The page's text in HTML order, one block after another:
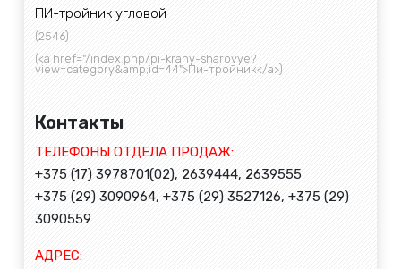
ПИ-тройник угловой
(2546)
(<a href="/index.php/pi-krany-sharovye?
view=category&amp;id=44">Пи-тройник</a>)
Контакты
ТЕЛЕФОНЫ ОТДЕЛА ПРОДАЖ:
+375 (17) 3978701(02), 2639444, 2639555
+375 (29) 3090964, +375 (29) 3527126, +375 (29)
3090559
АДРЕС: